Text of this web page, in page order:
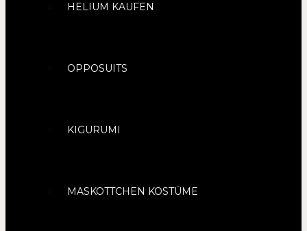
HELIUM KAUFEN
OPPOSUITS
KIGURUMI
MASKOTTCHEN KOSTÜME